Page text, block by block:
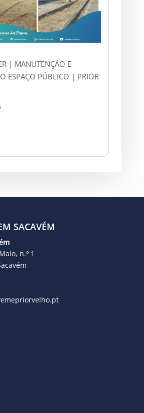
| MANUTENÇÃO E
ESPAÇO PÚBLICO | PRIOR
SACAVÉM
n.º 1